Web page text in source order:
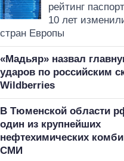
рейтинг
10 лет
стран Европы
«Мадьяр» назвал
ударов по российским
Wildberries
В Тюменской области
один из крупнейших
нефтехимических
СМИ